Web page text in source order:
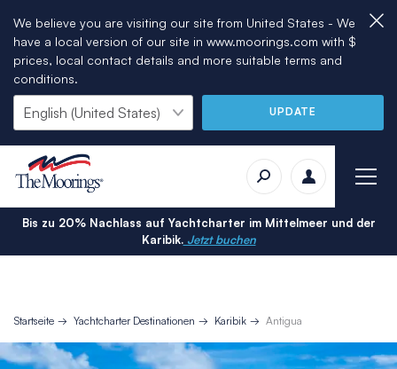
We believe you are visiting our site from United States - We
have a local version of our site in www.moorings.com with $
prices, local contact details and more suitable terms and
conditions.
UPDATE
Bis zu 20% Nachlass auf Yachtcharter im Mittelmeer und der
Karibik.Jetzt buchen
Startseite Yachtcharter Destinationen Karibik Antigua